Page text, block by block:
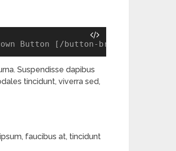
Button [ /button-brown
Suspendisse dapibus
tincidunt, viverra sed,
faucibus at, tincidunt